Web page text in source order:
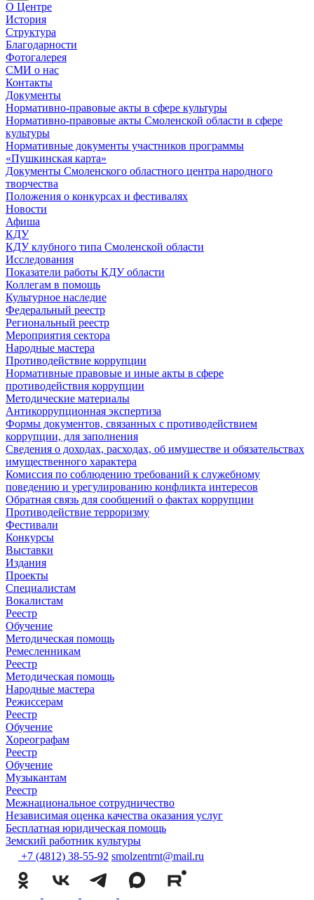
О Центре
История
Структура
Благодарности
Фотогалерея
СМИ о нас
Контакты
Документы
Нормативно-правовые акты в сфере культуры
Нормативно-правовые акты Смоленской области в сфере
культуры
Нормативные документы участников программы
«Пушкинская карта»
Документы Смоленского областного центра народного
творчества
Положения о конкурсах и фестивалях
Новости
Афиша
КДУ
КДУ клубного типа Смоленской области
Исследования
Показатели работы КДУ области
Коллегам в помощь
Культурное наследие
Федеральный реестр
Региональный реестр
Мероприятия сектора
Народные мастера
Противодействие коррупции
Нормативные правовые и иные акты в сфере
противодействия коррупции
Методические материалы
Антикоррупционная экспертиза
Формы документов, связанных с противодействием
коррупции, для заполнения
Сведения о доходах, расходах, об имуществе и обязательствах
имущественного характера
Комиссия по соблюдению требований к служебному
поведению и урегулированию конфликта интересов
Обратная связь для сообщений о фактах коррупции
Противодействие терроризму
Фестивали
Конкурсы
Выставки
Издания
Проекты
Специалистам
Вокалистам
Реестр
Обучение
Методическая помощь
Ремесленникам
Реестр
Методическая помощь
Народные мастера
Режиссерам
Реестр
Обучение
Хореографам
Реестр
Обучение
Музыкантам
Реестр
Межнациональное сотрудничество
Независимая оценка качества оказания услуг
Бесплатная юридическая помощь
Земский работник культуры
+7 (4812) 38-55-92 smolzentrnt@mail.ru